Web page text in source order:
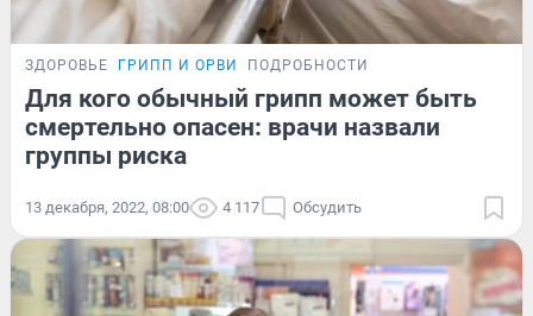
ЗДОРОВЬЕ ГРИПП И ОРВИ ПОДРОБНОСТИ
Для кого обычный грипп может быть
смертельно опасен: врачи назвали
группы риска
13 декабря, 2022, 08:00 4 117 Обсудить